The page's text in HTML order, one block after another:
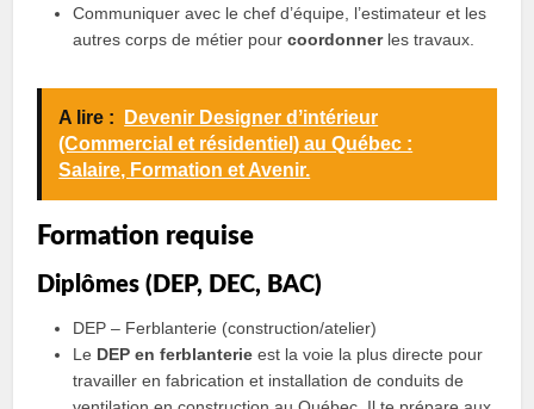
Communiquer avec le chef d’équipe, l’estimateur et les
autres corps de métier pourcoordonnerles travaux.
A lire :
Devenir Designer dʼintérieur
(Commercial et résidentiel) au Québec :
Salaire, Formation et Avenir.
Formation requise
Diplômes (DEP, DEC, BAC)
DEP – Ferblanterie (construction/atelier)
Le DEP en ferblanterie est la voie la plus directe pour
travailler en fabrication et installation de conduits de